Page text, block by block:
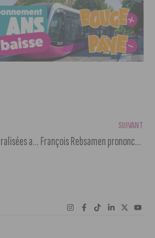
Des lectures théâtralisées aux archives de Dijon
SUIVANT
François Rebsamen prononcera ses vœux sur les réseaux sociaux